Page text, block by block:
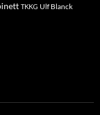
TKKG Ulf Blanck